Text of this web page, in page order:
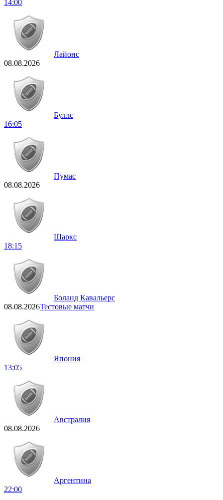
14:00
Лайонс
08.08.2026
Буллс
16:05
Пумас
08.08.2026
Шаркс
18:15
Боланд Кавальерс
08.08.2026Тестовые матчи
Япония
13:05
Австралия
08.08.2026
Аргентина
22:00